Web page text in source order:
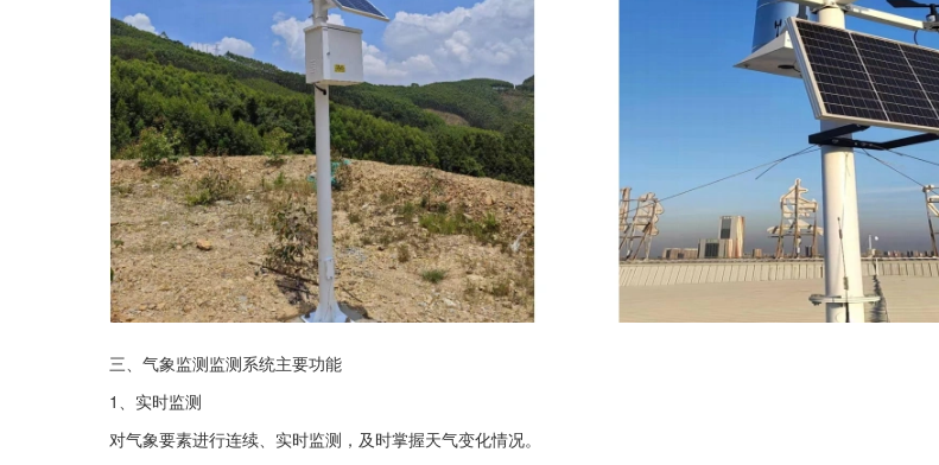
三、气象监测监测系统主要功能
1、实时监测
对气象要素进行连续、实时监测，及时掌握天气变化情况。